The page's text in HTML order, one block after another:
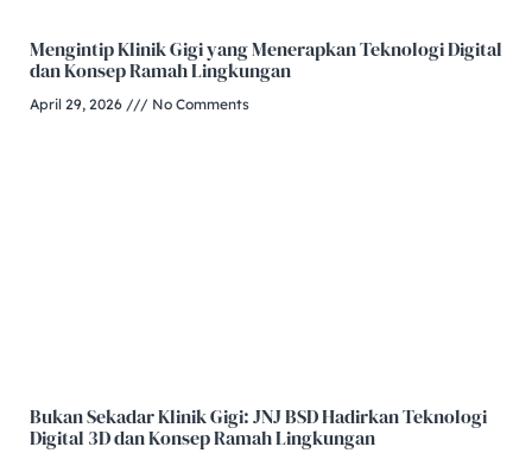
Mengintip Klinik Gigi yang Menerapkan Teknologi Digital
dan Konsep Ramah Lingkungan
April 29, 2026 No Comments
Bukan Sekadar Klinik Gigi: JNJ BSD Hadirkan Teknologi
Digital 3D dan Konsep Ramah Lingkungan